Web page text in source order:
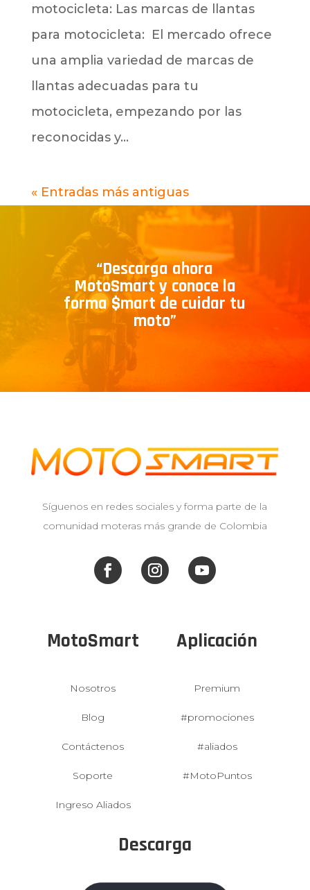
motocicleta: Las marcas de llantas
para motocicleta: El mercado ofrece
una amplia variedad de marcas de
llantas adecuadas para tu
motocicleta, empezando por las
reconocidas y...
« Entradas más antiguas
“Descarga ahora
MotoSmart y conoce la
forma $mart de cuidar tu
moto”
Síguenos en redes sociales y forma parte de la
comunidad moteras más grande de Colombia
MotoSmart
Nosotros
Blog
Contáctenos
Soporte
Ingreso Aliados
Aplicación
Premium
#promociones
#aliados
#MotoPuntos
Descarga